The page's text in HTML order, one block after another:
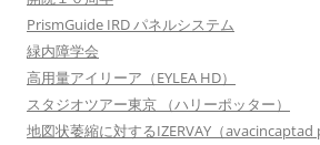
PrismGuide IRD パネルシステム
緑内障学会
高用量アイリーア（EYLEA HD）
スタジオツアー東京 （ハリーポッター）
地図状萎縮に対するIZERVAY（avacincaptad